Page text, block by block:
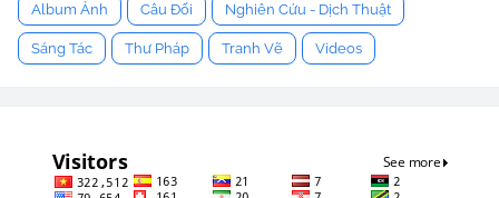
Album Ảnh Câu Đối Nghiên Cứu - Dịch Thuật
Sáng Tác Thư Pháp Tranh Vẽ Videos